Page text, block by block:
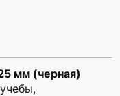
мм (черная)